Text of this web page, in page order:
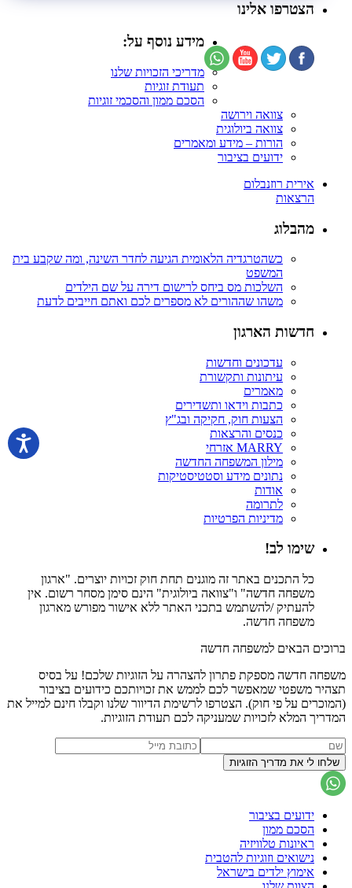
הצטרפו אלינו
מידע נוסף על:
מדריכי הזכויות שלנו
תעודת זוגיות
הסכם ממון והסכמי זוגיות
צוואה וירושה
צוואה ביולוגית
הורות – מידע ומאמרים
ידועים בציבור
אירית רוזנבלום
הרצאות
מהבלוג
כשהטרגדיה הלאומית הגיעה לחדר השינה, ומה שקבע בית
המשפט
השלכות מס ביחס לרישום דירה על שם הילדים
משהו שההורים לא מספרים לכם ואתם חייבים לדעת
חדשות הארגון
עדכונים וחדשות
עיתונות ותקשורת
מאמרים
כתבות וידאו ותשדירים
הצעות חוק, חקיקה ובג"ץ
כנסים והרצאות
MARRY אזרחי
מילון המשפחה החדשה
נתונים מידע וסטטיסטיקות
אודות
לתרומה
מדיניות הפרטיות
שימו לב!
כל התכנים באתר זה מוגנים תחת חוק זכויות יוצרים. "ארגון
משפחה חדשה" ו"צוואה ביולוגית" הינם סימן מסחר רשום. אין
להעתיק /להשתמש בתכני האתר ללא אישור מפורש מארגון
משפחה חדשה.
ברוכים הבאים למשפחה חדשה
משפחה חדשה מספקת פתרון להצהרה על הזוגיות שלכם! על בסיס
תצהיר משפטי שמאפשר לכם לממש את זכויותכם כידועים בציבור
(המוכרים על פי חוק). הצטרפו לרשימת הדיוור שלנו וקבלו חינם למייל את
המדריך המלא לזכויות שמעניקה לכם תעודת הזוגיות.
ידועים בציבור
הסכם ממון
ראיונות טלוויזיה
נישואים וזוגיות להטבית
אימוץ ילדים בישראל